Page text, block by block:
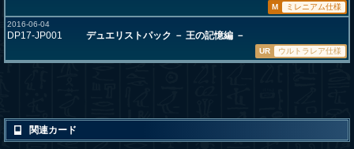
M
ミレニアム仕様
2016-06-04
DP17-JP001 デュエリストパック － 王の記憶編 －
UR ウルトラレア仕様
関連カード